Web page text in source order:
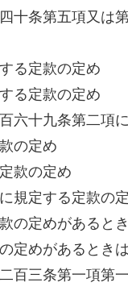
条第五項又は
る定款の定め
る定款の定め
六十九条第二項
の定め
款の定め
規定する定款の
定めがあると
定めがあるとき
三条第一項第